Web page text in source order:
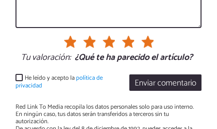
Tu valoración: ¿Qué te ha parecido el artículo?
Enviar comentario
He leído y acepto lapolítica de
privacidad
Red Link To Media recopila los datos personales solo para uso interno.
En ningún caso, tus datos serán transferidos a terceros sin tu
autorización.